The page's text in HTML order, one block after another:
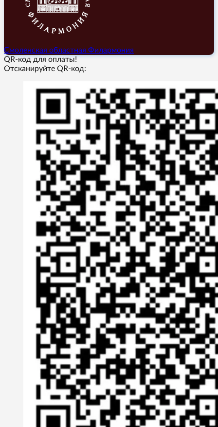
Смоленская областная Филармония
QR-код для оплаты!
Отсканируйте QR-код: